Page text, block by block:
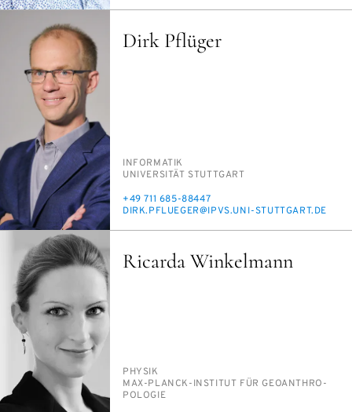
Dirk Pflüger
PERSON_RESEARCH_SUBJECT
IN­FOR­MA­TIK
INSTITUTION
UNI­VER­SI­TÄT STUTT­GART
TELEFON
+49 711 685-88447
E-
DIRK.PFLUE­GER@IPVS.UNI-STUTT­GART.DE
Ricarda Winkelmann
PERSON_RESEARCH_SUBJECT
PHY­SIK
INSTITUTION
MAX-PLANCK-IN­STI­TUT FÜR GEO­AN­THRO­
PO­LO­GIE